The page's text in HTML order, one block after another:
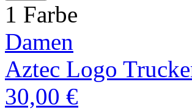
1 Farbe
Damen
Aztec Logo
30,00 €